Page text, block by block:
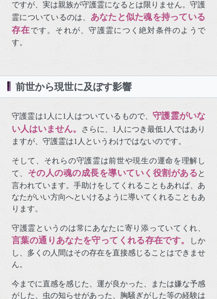
ですが、実は親族が守護霊になるとは限りません。守護
霊についているのは、 あなたと似た魂を持っている
存在です。それが、守護霊につく絶対条件のようで
す。
前世から現世に及ぼす影響
守護霊は1人に1人はついているもので、守護霊がいな
い人はいません。
さらに、1人につき最低1人ではあり
ますが、守護霊は1人というわけではないのです。
そして、それらの守護霊は前世や現生の運命を理解し
て、 その人の魂の成長を導いていく役割があると
言われています。手助けをしてくれることもあれば、あ
なたがいい方向へといけるように導いてくれることもあ
ります。
守護霊というのは常にあなたに寄り添っていてくれ、
言葉の通りあなたを守ってくれる存在です。
しか
し、多くの人間はその存在を直接感じることはできませ
ん。
今までに直感を感じた、運が良かった、または嫌な予感
がした、虫の知らせがあった、胸騒ぎがした等の経験は